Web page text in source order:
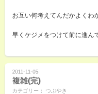
お互い何考えてんだかよくわ
早くケジメをつけて前に進ん
2011-11-05
複雑(完)
カテゴリー： つぶやき